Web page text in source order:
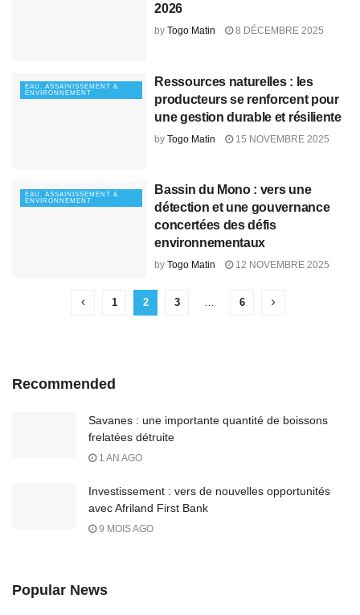
2026
by Togo Matin 8 DÉCEMBRE 2025
EAU, ASSAINISSEMENT &
ENVIRONNEMENT
Ressources naturelles : les
producteurs se renforcent pour
une gestion durable et résiliente
by Togo Matin 15 NOVEMBRE 2025
EAU, ASSAINISSEMENT &
ENVIRONNEMENT
Bassin du Mono : vers une
détection et une gouvernance
concertées des défis
environnementaux
by Togo Matin 12 NOVEMBRE 2025
1 2 3 6
Recommended
Savanes : une importante quantité de boissons
frelatées détruite
1 AN AGO
Investissement : vers de nouvelles opportunités
avec Afriland First Bank
9 MOIS AGO
Popular News